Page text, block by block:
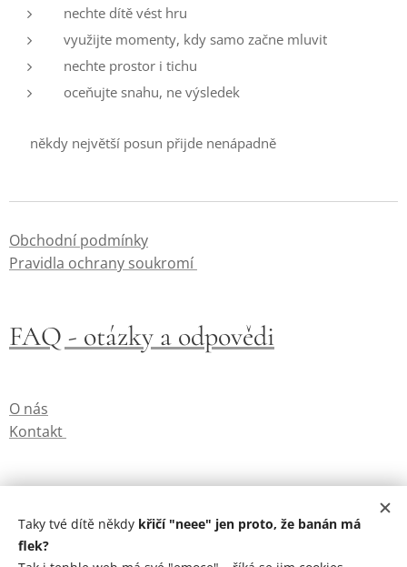
nechte dítě vést hru
využijte momenty, kdy samo začne mluvit
nechte prostor i tichu
oceňujte snahu, ne výsledek
👉 někdy největší posun přijde nenápadně
Obchodní podmínky
Pravidla ochrany soukromí
FAQ - otázky a odpovědi
O nás
Kontakt
GDPR
Taky tvé dítě někdy křičí "neee" jen proto, že banán má
flek?